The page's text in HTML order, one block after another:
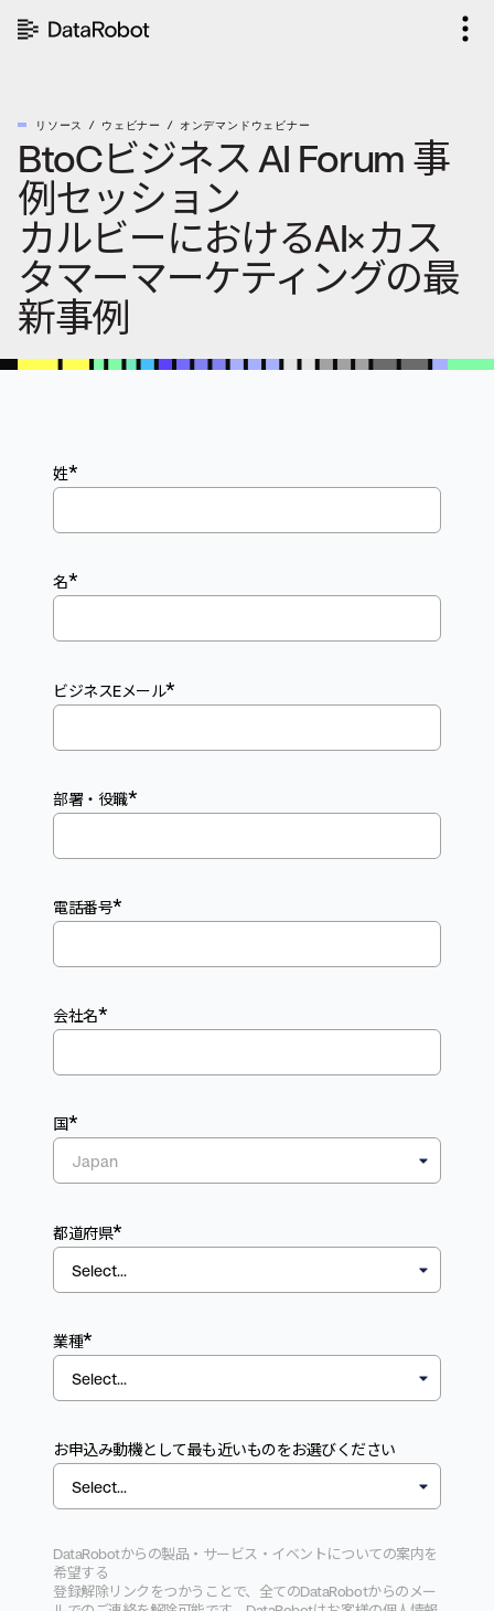
リソース ウェビナー オンデマンドウェビナー
BtoCビジネス AI Forum 事
例セッション
カルビーにおけるAI×カス
タマーマーケティングの最
新事例
*
姓
*
名
*
ビジネスEメール
*
部署・役職
*
電話番号
*
会社名
*
国
*
都道府県
*
業種
お申込み動機として最も近いものをお選びください
DataRobotからの製品・サービス・ イベントについての案内を
希望する
登録解除リンクをつかうことで、 全てのDataRobotからのメー